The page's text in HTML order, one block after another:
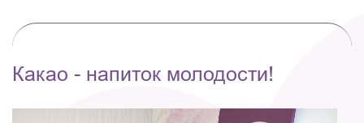
Какао - напиток молодости!